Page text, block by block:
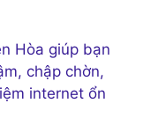
Hòa giúp bạn
chập chờn,
internet ổn